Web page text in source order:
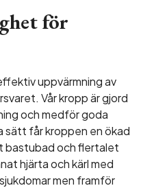
för
uppvärmning av
Vår kropp är gjord
och medför goda
sätt får kroppen en ökad
bastubad och flertalet
hjärta och kärl med
men framför